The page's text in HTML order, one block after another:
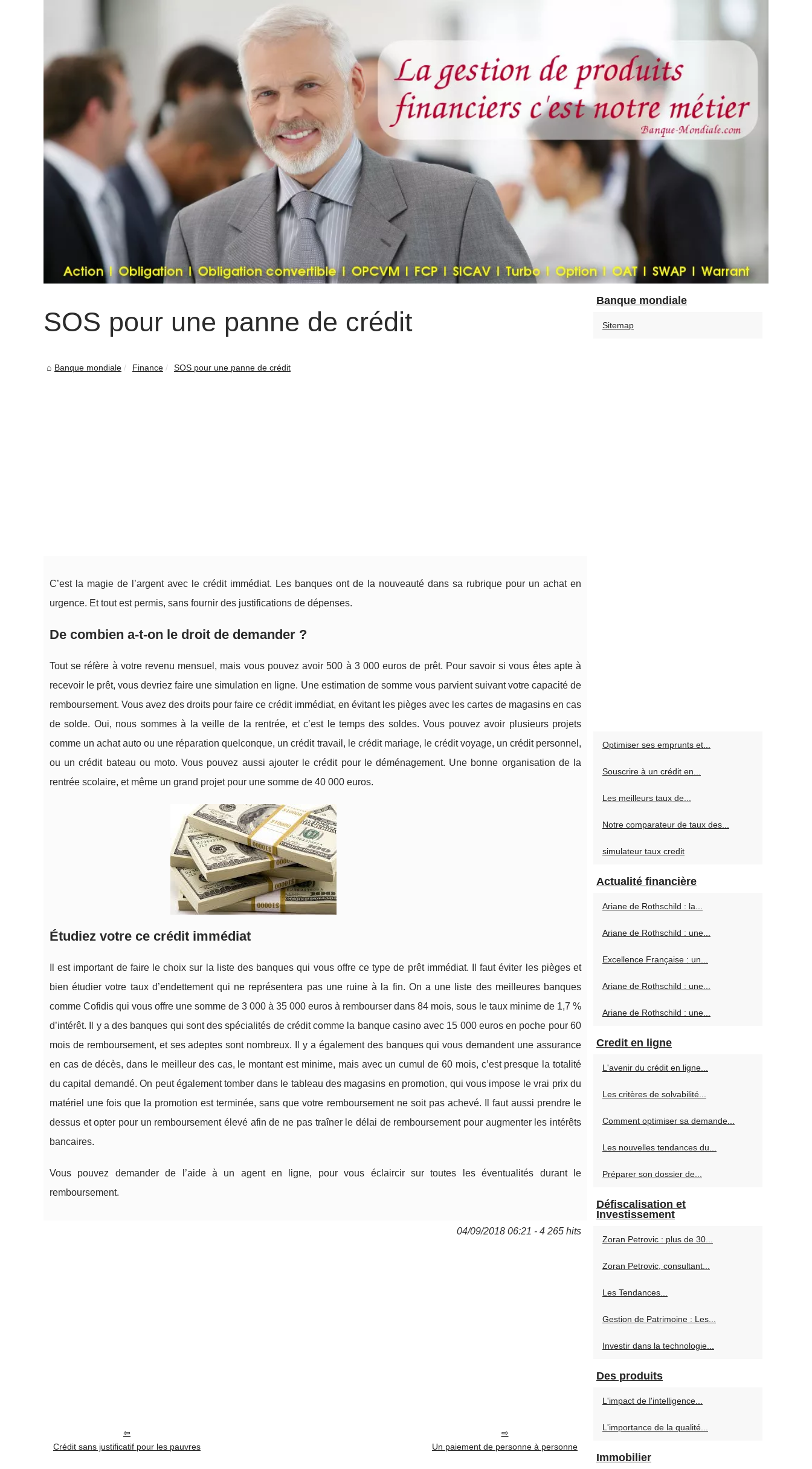
SOS pour une panne de crédit
Banque mondiale Finance SOS pour une panne de crédit
C’est la magie de l’argent avec le crédit immédiat. Les banques ont de la nouveauté dans sa rubrique pour un achat en
urgence. Et tout est permis, sans fournir des justifications de dépenses.
De combien a-t-on le droit de demander ?
Tout se réfère à votre revenu mensuel, mais vous pouvez avoir 500 à 3 000 euros de prêt. Pour savoir si vous êtes apte à
recevoir le prêt, vous devriez faire une simulation en ligne. Une estimation de somme vous parvient suivant votre capacité de
remboursement. Vous avez des droits pour faire ce crédit immédiat, en évitant les pièges avec les cartes de magasins en cas
de solde. Oui, nous sommes à la veille de la rentrée, et c’est le temps des soldes. Vous pouvez avoir plusieurs projets
comme un achat auto ou une réparation quelconque, un crédit travail, le crédit mariage, le crédit voyage, un crédit personnel,
ou un crédit bateau ou moto. Vous pouvez aussi ajouter le crédit pour le déménagement. Une bonne organisation de la
rentrée scolaire, et même un grand projet pour une somme de 40 000 euros.
Étudiez votre ce crédit immédiat
Il est important de faire le choix sur la liste des banques qui vous offre ce type de prêt immédiat. Il faut éviter les pièges et
bien étudier votre taux d’endettement qui ne représentera pas une ruine à la fin. On a une liste des meilleures banques
comme Cofidis qui vous offre une somme de 3 000 à 35 000 euros à rembourser dans 84 mois, sous le taux minime de 1,7 %
d’intérêt. Il y a des banques qui sont des spécialités de crédit comme la banque casino avec 15 000 euros en poche pour 60
mois de remboursement, et ses adeptes sont nombreux. Il y a également des banques qui vous demandent une assurance
en cas de décès, dans le meilleur des cas, le montant est minime, mais avec un cumul de 60 mois, c’est presque la totalité
du capital demandé. On peut également tomber dans le tableau des magasins en promotion, qui vous impose le vrai prix du
matériel une fois que la promotion est terminée, sans que votre remboursement ne soit pas achevé. Il faut aussi prendre le
dessus et opter pour un remboursement élevé afin de ne pas traîner le délai de remboursement pour augmenter les intérêts
bancaires.
Vous pouvez demander de l’aide à un agent en ligne, pour vous éclaircir sur toutes les éventualités durant le
remboursement.
04/09/2018 06:21 - 4 265 hits
Crédit sans justificatif pour les pauvres Un paiement de personne à personne
Banque mondiale
Sitemap
Optimiser ses emprunts et...
Souscrire à un crédit en...
Les meilleurs taux de...
Notre comparateur de taux des...
simulateur taux credit
Actualité financière
Ariane de Rothschild : la...
Ariane de Rothschild : une...
Excellence Française : un...
Ariane de Rothschild : une...
Ariane de Rothschild : une...
Credit en ligne
L'avenir du crédit en ligne...
Les critères de solvabilité...
Comment optimiser sa demande...
Les nouvelles tendances du...
Préparer son dossier de...
Défiscalisation et
Investissement
Zoran Petrovic : plus de 30...
Zoran Petrovic, consultant...
Les Tendances...
Gestion de Patrimoine : Les...
Investir dans la technologie...
Des produits
L'impact de l'intelligence...
L'importance de la qualité...
Immobilier